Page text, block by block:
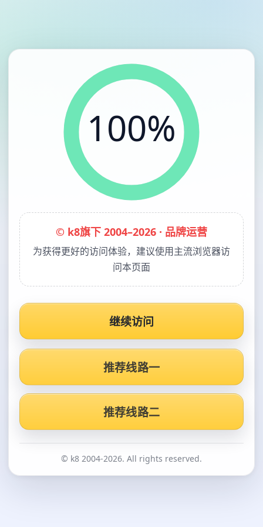
100%
© k8旗下 2004–2026 · 品牌运营
为获得更好的访问体验，建议使用主流浏览器访
问本页面
继续访问
推荐线路一
推荐线路二
© k8 2004-2026. All rights reserved.